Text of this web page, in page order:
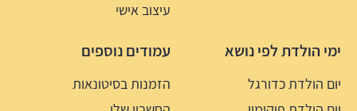
עיצוב אישי
ימי הולדת לפי נושא
יום הולדת כדורגל
עמודים נוספים
הזמנות בסיטונאות